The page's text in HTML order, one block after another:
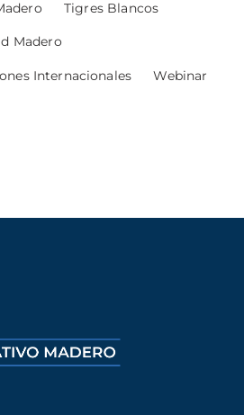
Tigres Blancos
Madero
Internacionales Webinar